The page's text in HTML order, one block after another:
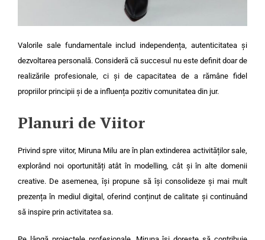
Valorile sale fundamentale includ independența, autenticitatea și
dezvoltarea personală. Consideră că succesul nu este definit doar de
realizările profesionale, ci și de capacitatea de a rămâne fidel
propriilor principii și de a influența pozitiv comunitatea din jur.
Planuri de Viitor
Privind spre viitor, Miruna Milu are în plan extinderea activităților sale,
explorând noi oportunități atât în modelling, cât și în alte domenii
creative. De asemenea, își propune să își consolideze și mai mult
prezența în mediul digital, oferind conținut de calitate și continuând
să inspire prin activitatea sa.